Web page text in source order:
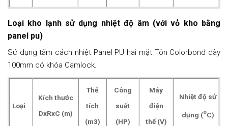
Loại kho lạnh sử dụng nhiệt độ âm (với vỏ kho bằng
panel pu)
Sử dụng tấm cách nhiệt Panel PU hai mặt Tôn Colorbond dày
100mm có khóa Camlock.
Loại
Kích thước
DxRxC (m)
Thể
tích
(m3)
Công
suất
(HP)
Máy
điện
thế (V)
Nhiệt độ sử
dụng (oC)